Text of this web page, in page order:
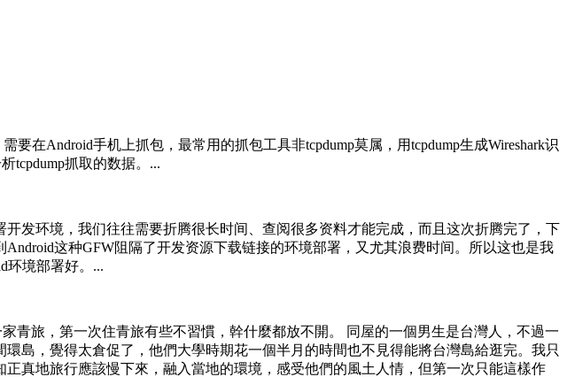
要在Android手机上抓包，最常用的抓包工具非tcpdump莫属，用tcpdump生成Wireshark识
tcpdump抓取的数据。...
发环境，我们往往需要折腾很长时间、查阅很多资料才能完成，而且这次折腾完了，下
这种GFW阻隔了开发资源下载链接的环境部署，又尤其浪费时间。所以这也是我
环境部署好。...
青旅，第一次住青旅有些不習慣，幹什麼都放不開。 同屋的一個男生是台灣人，不過一
島，覺得太倉促了，他們大學時期花一個半月的時間也不見得能將台灣島給逛完。我只
真地旅行應該慢下來，融入當地的環境，感受他們的風土人情，但第一次只能這樣作